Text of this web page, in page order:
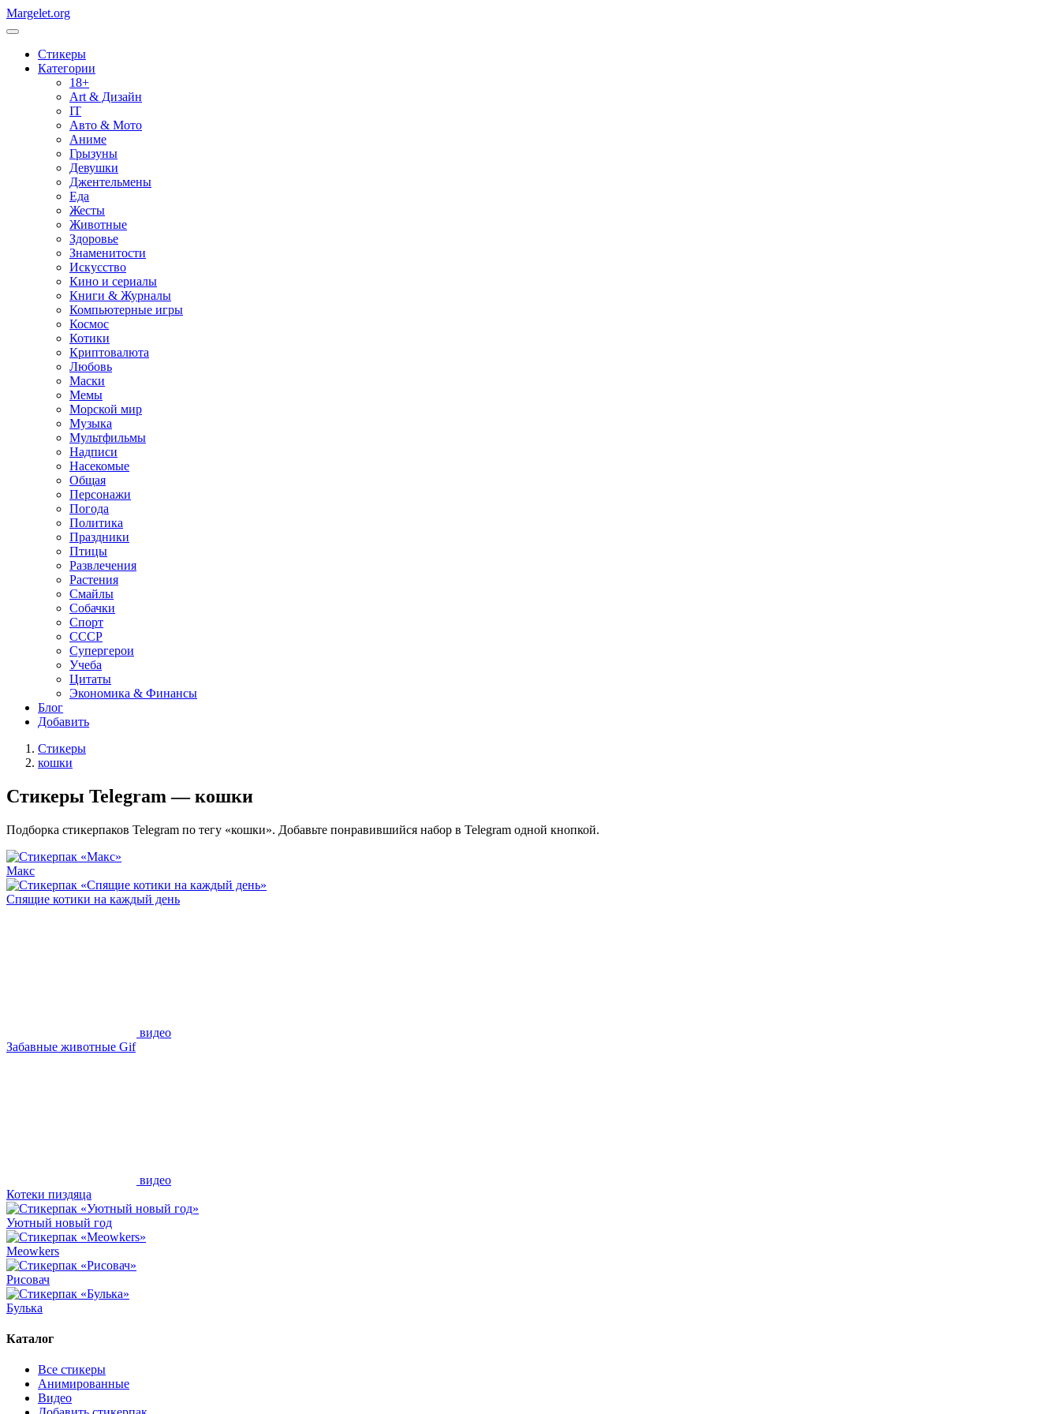
Margelet.org
Стикеры
Категории
18+
Art & Дизайн
IT
Авто & Мото
Аниме
Грызуны
Девушки
Джентельмены
Еда
Жесты
Животные
Здоровье
Знаменитости
Искусство
Кино и сериалы
Книги & Журналы
Компьютерные игры
Космос
Котики
Криптовалюта
Любовь
Маски
Мемы
Морской мир
Музыка
Мультфильмы
Надписи
Насекомые
Общая
Персонажи
Погода
Политика
Праздники
Птицы
Развлечения
Растения
Смайлы
Собачки
Спорт
СССР
Супергерои
Учеба
Цитаты
Экономика & Финансы
Блог
Добавить
Стикеры
кошки
Стикеры Telegram — кошки
Подборка стикерпаков Telegram по тегу «кошки». Добавьте понравившийся набор в Telegram одной кнопкой.
Макс
Спящие котики на каждый день
видео
Забавные животные Gif
видео
Котеки пиздяца
Уютный новый год
Meowkers
Рисовач
Булька
Каталог
Все стикеры
Анимированные
Видео